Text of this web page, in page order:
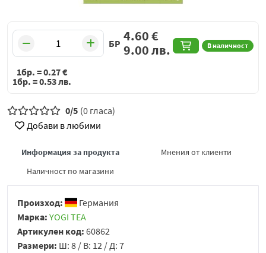
БР В наличност
4.60€
9.00лв.
1бр. =0.27€
1бр. =0.53лв.
0/5 (0 гласа)
Добави в любими
Информация за продукта
Мнения от клиенти
Наличност по магазини
Произход:
Германия
Марка: YOGI TEA
Артикулен код: 60862
Размери: Ш: 8 / В: 12 / Д: 7